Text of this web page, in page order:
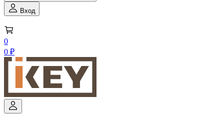
Вход
0
0 ₽